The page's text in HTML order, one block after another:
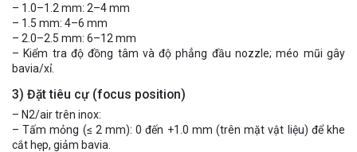
– 1.0–1.2 mm: 2–4 mm
– 1.5 mm: 4–6 mm
– 2.0–2.5 mm: 6–12 mm
– Kiểm tra độ đồng tâm và độ phẳng đầu nozzle; méo mũi gây
bavia/xỉ.
3) Đặt tiêu cự (focus position)
– N2/air trên inox:
– Tấm mỏng (≤ 2 mm): 0 đến +1.0 mm (trên mặt vật liệu) để khe
cắt hẹp, giảm bavia.